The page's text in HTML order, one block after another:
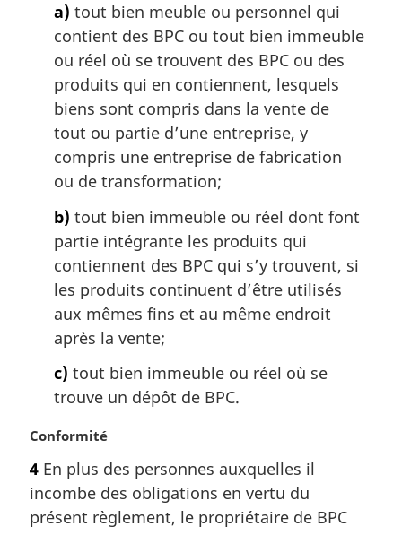
a) tout bien meuble ou personnel qui
contient des BPC ou tout bien immeuble
ou réel où se trouvent des BPC ou des
produits qui en contiennent, lesquels
biens sont compris dans la vente de
tout ou partie d’une entreprise, y
compris une entreprise de fabrication
ou de transformation;
b) tout bien immeuble ou réel dont font
partie intégrante les produits qui
contiennent des BPC qui s’y trouvent, si
les produits continuent d’être utilisés
aux mêmes fins et au même endroit
après la vente;
c) tout bien immeuble ou réel où se
trouve un dépôt de BPC.
N
t
e
m
Conformité
4 En plus des personnes auxquelles il
incombe des obligations en vertu du
présent règlement, le propriétaire de BPC